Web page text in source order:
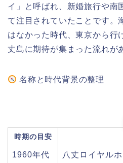
イ」と呼ばれ、新婚旅行や南
て注目されていたことです。
はなかった時代、東京から行
丈島に期待が集まった流れが
名称と時代背景の整理
時期の目安
1960年代 八丈ロイヤル